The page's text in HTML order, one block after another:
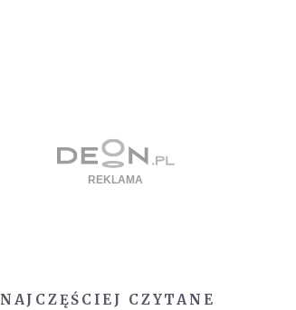
NAJCZĘŚCIEJ CZYTANE